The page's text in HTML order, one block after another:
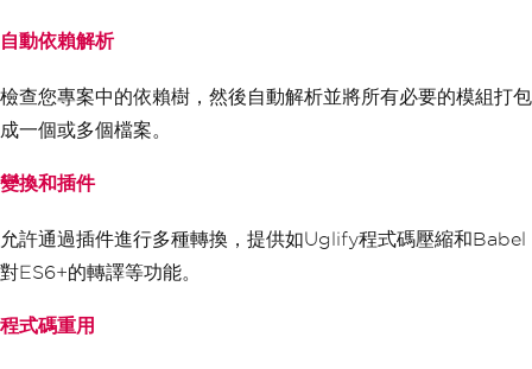
自動依賴解析
檢查您專案中的依賴樹，然後自動解析並將所有必要的模組打包
成一個或多個檔案。
變換和插件
允許通過插件進行多種轉換，提供如Uglify程式碼壓縮和Babel
對ES6+的轉譯等功能。
程式碼重用